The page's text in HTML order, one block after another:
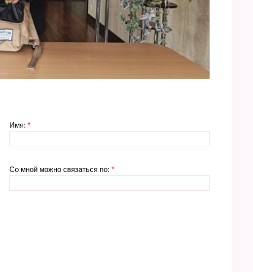
Имя:*
Со мной можно связаться по:*